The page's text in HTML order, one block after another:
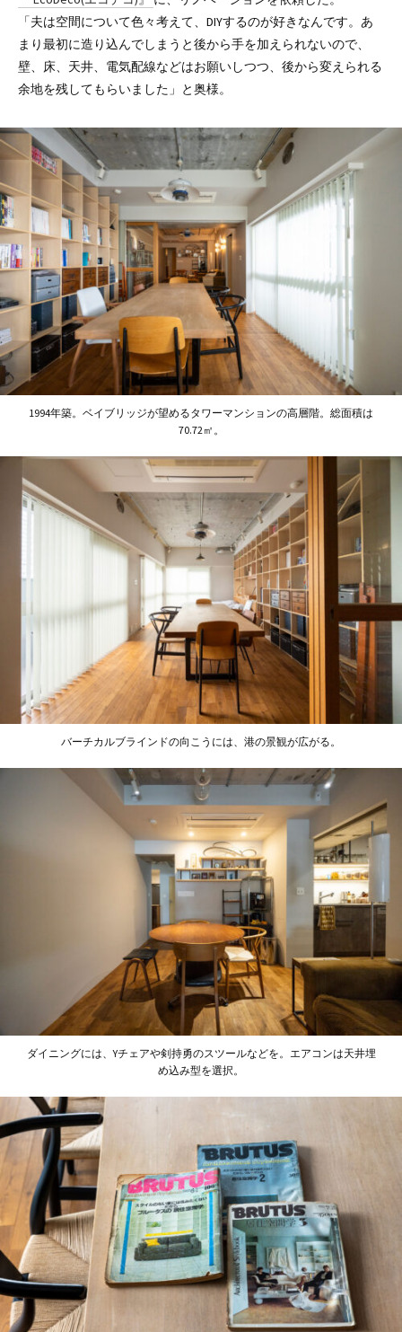
「夫は空間について色々考えて、DIYするのが好きなんです。あ
まり最初に造り込んでしまうと後から手を加えられないので、
壁、床、天井、電気配線などはお願いしつつ、後から変えられる
余地を残してもらいました」と奥様。
1994年築。ベイブリッジが望めるタワーマンションの高層階。総面積は
70.72㎡。
バーチカルブラインドの向こうには、港の景観が広がる。
ダイニングには、Yチェアや剣持勇のスツールなどを。エアコンは天井埋
め込み型を選択。